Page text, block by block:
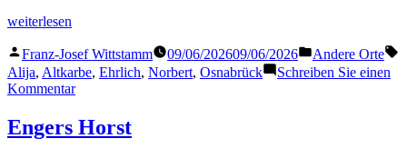
„Ehrlich
weiterlesen
Veröffentlicht
von
Franz-Josef Wittstamm 09/06/202609/06/2026
Veröffentlicht
in
Andere Orte
Alija, Altkarbe, Ehrlich, Norbert, Osnabrück
Schreiben Sie einen
Kommentarzu
Norbert
Engers Horst